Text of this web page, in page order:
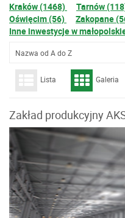
Kraków (1468) Tarnów
Oświęcim (56)
Zakopane
Inne inwestycje w
Nazwa od A do Z
Lista Galeria
Zakład produkcyjny